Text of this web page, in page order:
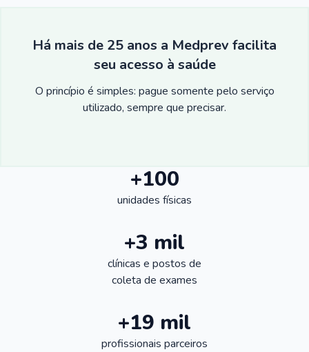
Há mais de 25 anos a Medprev facilita
seu acesso à saúde
O princípio é simples: pague somente pelo serviço
utilizado, sempre que precisar.
+100
unidades físicas
+3 mil
clínicas e postos de
coleta de exames
+19 mil
profissionais parceiros